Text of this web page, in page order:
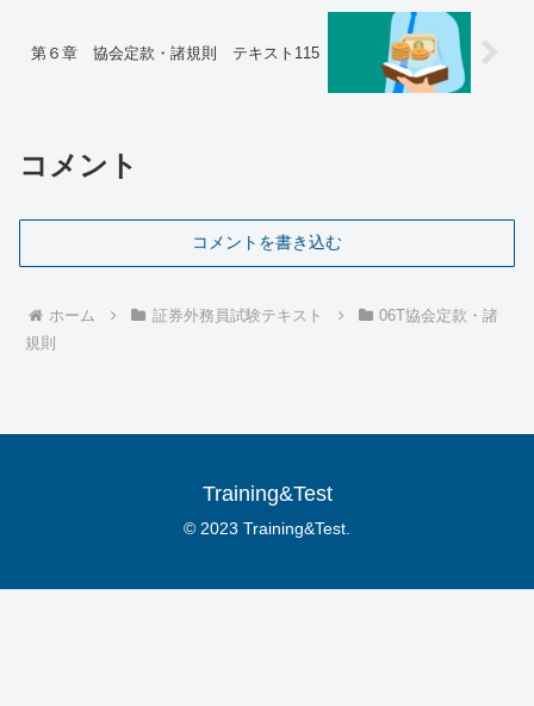
第６章 協会定款・諸規則 テキスト115
コメント
コメントを書き込む
ホーム 証券外務員試験テキスト
06T協会定款・諸
規則
Training&Test
© 2023 Training&Test.